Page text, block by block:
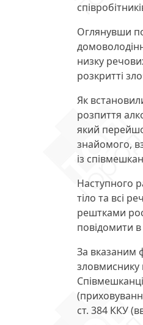
Оглянувши
низку
розкритті
Як
розпиття
який
знайомого,
із
Наступного
тіло та всі
рештками
повідомити
За вказаним
зловмиснику
ст. 384 ККУ